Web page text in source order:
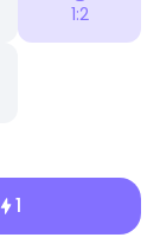
1:2
1